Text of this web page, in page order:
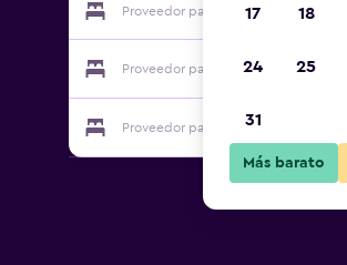
Proveedor para Maison Lacoste
Proveedor para Maison Lacoste
Proveedor para Maison Lacoste
17 18
24 25
31
Más barato